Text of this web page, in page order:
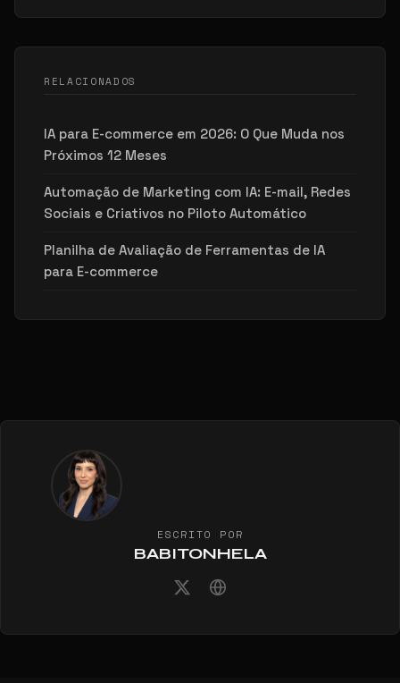
RELACIONADOS
IA para E-commerce em 2026: O Que Muda nos
Próximos 12 Meses
Automação de Marketing com IA: E-mail, Redes
Sociais e Criativos no Piloto Automático
Planilha de Avaliação de Ferramentas de IA
para E-commerce
ESCRITO POR
BABITONHELA